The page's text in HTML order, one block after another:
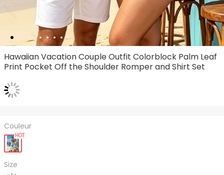
Hawaiian Vacation Couple Outfit Colorblock Palm Leaf
Print Pocket Off the Shoulder Romper and Shirt Set
Couleur
HOT
Size